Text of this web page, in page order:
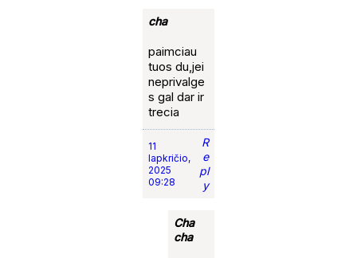
cha
paimciau
tuos du,jei
neprivalge
s gal dar ir
trecia
11
lapkričio,
2025
09:28
R
e
pl
y
Cha
cha